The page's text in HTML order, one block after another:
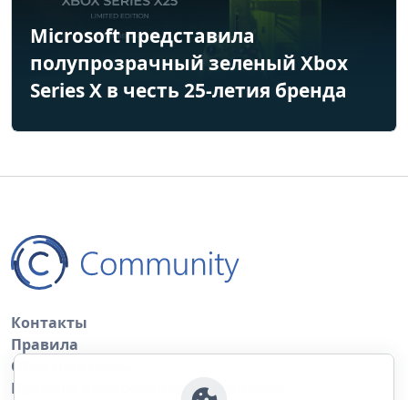
Microsoft представила
полупрозрачный зеленый Xbox
Series X в честь 25-летия бренда
Контакты
Правила
Обратная связь
Правила копирования материалов